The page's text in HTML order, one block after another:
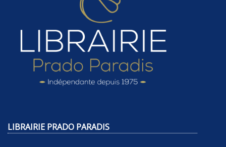
LIBRAIRIE PRADO PARADIS